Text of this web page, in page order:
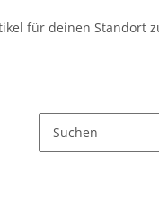
für deinen Standort